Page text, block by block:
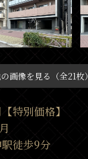
画像を見る（全21枚）
特別価格】
徒歩9分